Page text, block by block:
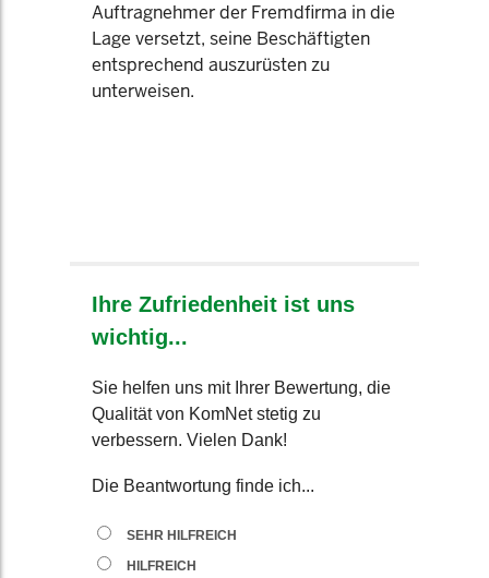
Auftragnehmer der Fremdfirma in die
Lage versetzt, seine Beschäftigten
entsprechend auszurüsten zu
unterweisen.